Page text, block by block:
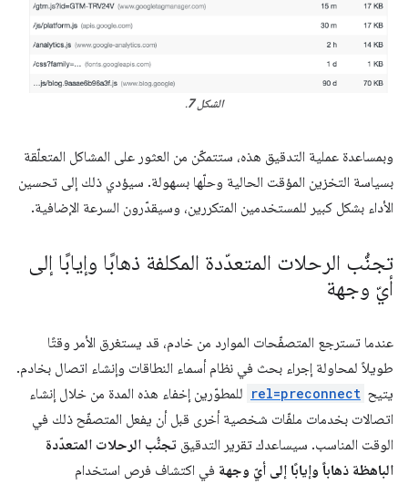
الشكل 7 .
وبمساعدة عملية التدقيق هذه، ستتمكّن من العثور على المشاكل المتعلّقة
بسياسة التخزين المؤقت الحالية وحلّها بسهولة. سيؤدي ذلك إلى تحسين
الأداء بشكل كبير للمستخدمين المتكررين، وسيقدّرون السرعة الإضافية.
تجنُّب الرحلات المتعدّدة المكلفة ذهابًا وإيابًا إلى
أيّ وجهة
عندما تسترجع المتصفّحات الموارد من خادم، قد يستغرق الأمر وقتًا
طويلاً لمحاولة إجراء بحث في نظام أسماء النطاقات وإنشاء اتصال بخادم.
يتيح rel=preconnect للمطوّرين إخفاء هذه المدة من خلال إنشاء
اتصالات بخدمات ملفّات شخصية أخرى قبل أن يفعل المتصفّح ذلك في
الوقت المناسب. سيساعدك تقرير التدقيق تجنُّب الرحلات المتعدّدة
الباهظة ذهاباً وإيابًا إلى أيّ وجهة في اكتشاف فرص استخدام